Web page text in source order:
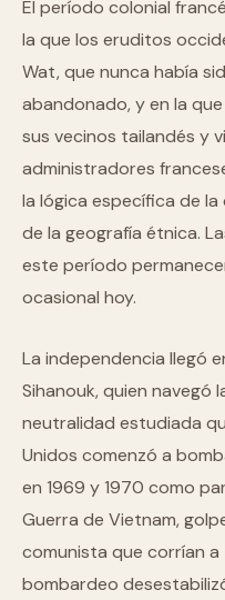
El período colonial
la que los eruditos
Wat, que nunca había
abandonado, y en la
sus vecinos tailandés y
administradores
la lógica específica de la
de la geografía étnica.
este período
ocasional hoy.
La independencia llegó
Sihanouk, quien navegó
neutralidad estudiada
Unidos comenzó a
en 1969 y 1970 como
Guerra de Vietnam,
comunista que corrían a
bombardeo